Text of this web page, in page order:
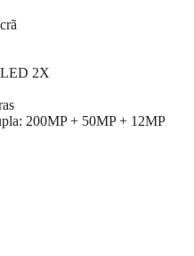
2X
200MP + 50MP + 12MP